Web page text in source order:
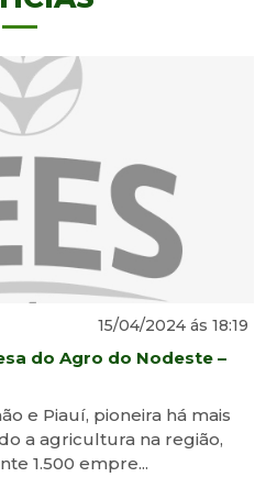
15/04/2024 ás 18:19
do Agro do Nodeste –
e Piauí, pioneira há mais
a agricultura na região,
1.500 empre...